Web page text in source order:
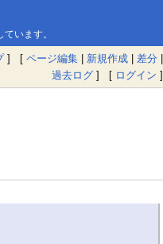
います。
] [ ページ編集 | 新規作成 | 差分 |
過去ログ ] [ ログイン ]